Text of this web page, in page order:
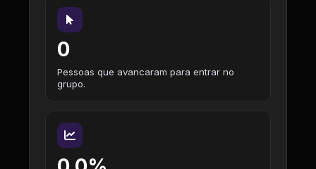
0
Pessoas que avancaram para entrar no
grupo.